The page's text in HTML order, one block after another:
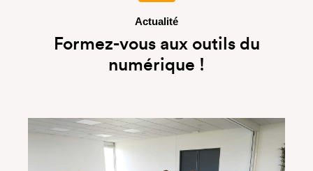
Actualité
Formez-vous aux outils du
numérique !